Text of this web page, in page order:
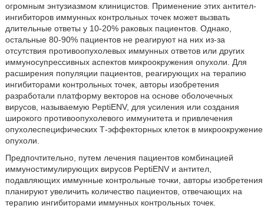
огромным энтузиазмом клиницистов. Применение этих антител-
ингибиторов иммунных контрольных точек может вызвать
длительные ответы у 10-20% раковых пациентов. Однако,
остальные 80-90% пациентов не реагируют на них из-за
отсутствия противоопухолевых иммунных ответов или других
иммуносупрессивных аспектов микроокружения опухоли. Для
расширения популяции пациентов, реагирующих на терапию
ингибиторами контрольных точек, авторы изобретения
разработали платформу векторов на основе оболочечных
вирусов, называемую PeptiENV, для усиления или создания
широкого противоопухолевого иммунитета и привлечения
опухолеспецифических Т-эффекторных клеток в микроокружение
опухоли.
Предпочтительно, путем лечения пациентов комбинацией
иммуностимулирующих вирусов PeptiENV и антител,
подавляющих иммунные контрольные точки, авторы изобретения
планируют увеличить количество пациентов, отвечающих на
терапию ингибиторами иммунных контрольных точек.